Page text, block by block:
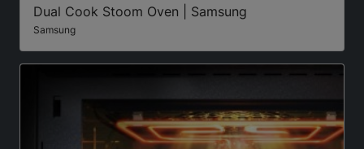
Dual Cook Stoom Oven | Samsung
Samsung